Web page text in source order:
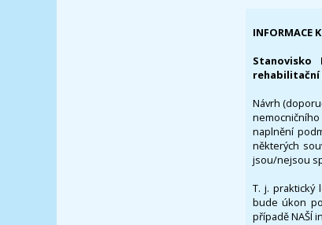
INFORMACE
rehabilitační
Návrh
naplnění
některých
jsou/nejsou
T. j. praktický
bude úkon
případě NAŠÍ